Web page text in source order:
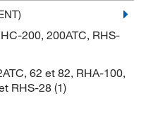
200, 200ATC, RHS-
62 et 82, RHA-100,
RHS-28 (1)